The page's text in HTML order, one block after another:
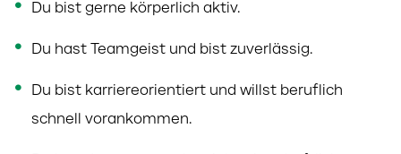
Du bist gerne körperlich aktiv.
Du hast Teamgeist und bist zuverlässig.
Du bist karriereorientiert und willst beruflich
schnell vorankommen.